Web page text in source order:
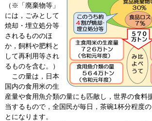
（※「廃棄物等」
には，ごみとして
焼却・埋立処分等
されるもののほ
か，飼料や肥料と
して再利用等され
るものを含む。）
この量は，日本
国内の食用米の生
産量や食用魚介類の量にも匹敵し，世界の食料
当するもので，全国民が毎日，茶碗1杯分程度
とになります。